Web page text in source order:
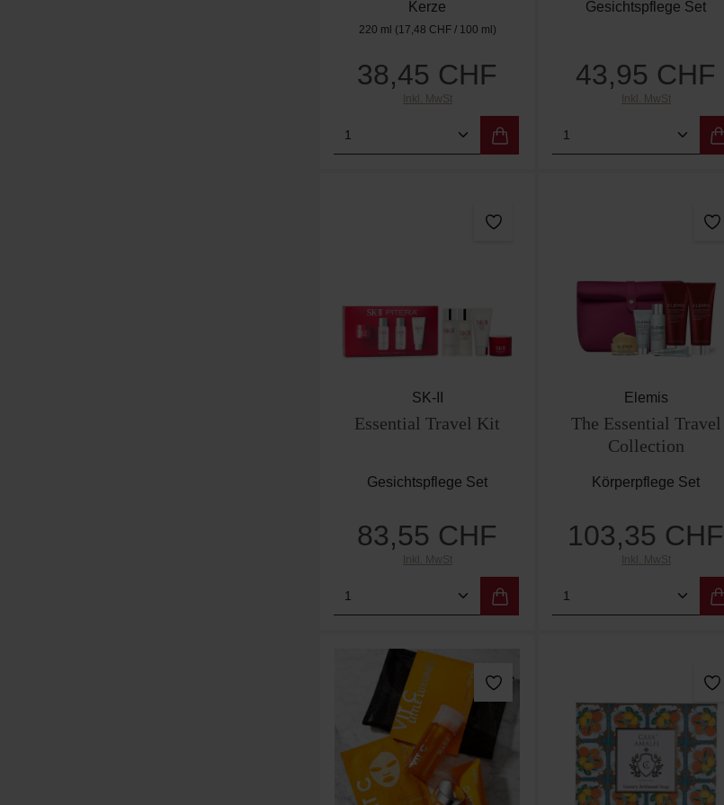
Kerze
220 ml (17,48 CHF / 100 ml)
Regulärer Preis:
38,45 CHF
Inkl. MwSt
Produkt Anzahl: Gib den gewünschten
Gesichtspflege Set
Regulärer Preis:
43,95 CHF
Inkl. MwSt
Produkt Anzahl:
SK-II
Essential Travel Kit
Gesichtspflege Set
Regulärer Preis:
83,55 CHF
Inkl. MwSt
Produkt Anzahl: Gib den gewünschten
Elemis
The Essential Travel
Collection
Körperpflege Set
Regulärer Preis:
103,35 CHF
Inkl. MwSt
Produkt Anzahl: